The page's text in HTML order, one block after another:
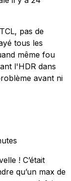
pas de
tous les
même fou
l'HDR dans
avant ni
! C’était
qu’un max de